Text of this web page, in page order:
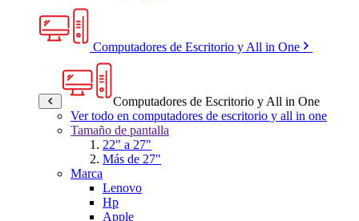
Computadores de Escritorio y All in One
Computadores de Escritorio y All in One
Ver todo en computadores de escritorio y all in one
Tamaño de pantalla
22" a 27"
Más de 27"
Marca
Lenovo
Hp
Apple